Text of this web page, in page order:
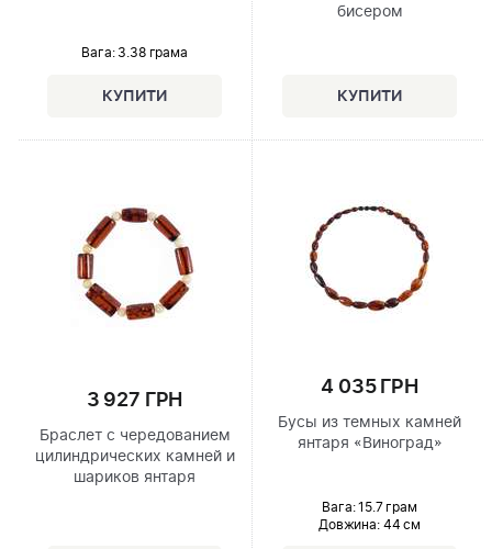
Вага: 3.38 грама
бисером
3 927 ГРН
Браслет с чередованием
цилиндрических камней и
шариков янтаря
4 035 ГРН
Бусы из темных камней
янтаря «Виноград»
Вага: 15.7 грам
Довжина:44 см